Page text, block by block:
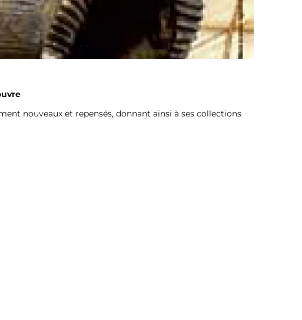
nouveaux et repensés, donnant ainsi à ses collections